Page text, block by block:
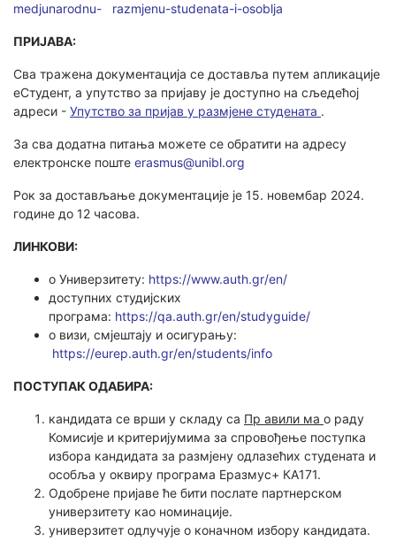
medjunarodnu-
razmjenu-studenata-i-osoblja
ПРИЈАВА:
Сва тражена документација се доставља путем апликације
еСтудент, а упутство за пријаву је доступно на сљедећој
адреси - Упутство за пријав у размјене студената .
За сва додатна питања можете се обратити на адресу
електронске поште erasmus@unibl.org
Рок за достављање документације је 15. новембaр 2024.
године до 12 часова.
ЛИНКОВИ:
о Универзитету: https://www.auth.gr/en/
доступних студијских
програма: https://qa.auth.gr/en/studyguide/
о визи, смјештају и осигурању:
https://eurep.auth.gr/en/students/info
ПОСТУПАК ОДАБИРА:
кандидата се врши у складу са Пр авили ма о раду
Комисије и критеријумима за спровођење поступка
избора кандидата за размјену одлазећих студената и
особља у оквиру програма Еразмус+ КА171.
Одобрене пријаве ће бити послате партнерском
универзитету као номинације.
универзитет одлучује о коначном избору кандидата.